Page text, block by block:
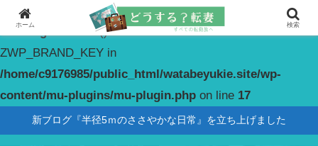
Warning
: constant(): Couldn't find constant
ZWP_BRAND_KEY in
/home/c9176985/public_html/watabeyukie.site/wp-
content/mu-plugins/mu-plugin.php on line 17
新ブログ『半径5ｍのささやかな日常』を立ち上げました
ホーム 検索